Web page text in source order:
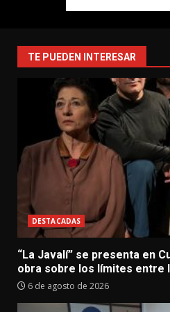
TE PUEDEN INTERESAR
DESTACADAS
“La Javalí” se presenta en
obra sobre los límites entre
6 de agosto de 2026